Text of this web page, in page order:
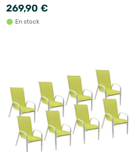
269,90 €
En stock